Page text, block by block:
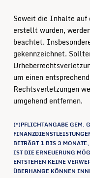
Soweit die Inhalte auf
erstellt wurden,
beachtet.
gekennzeichnet.
um einen
Rechtsverletzungen
umgehend entfernen.
(*)PFLICHTANGABE GEM.
BETRÄGT 1 BIS 3
IST DIE ERNEUERUNG
ENTSTEHEN KEINE
ÜBERHANGE KÖNNEN